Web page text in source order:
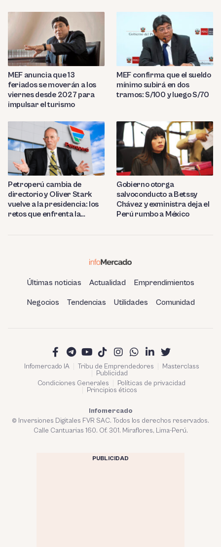
MEF anuncia que 13
feriados se moverán a los
viernes desde 2027 para
impulsar el turismo
MEF confirma que el sueldo
mínimo subirá en dos
tramos: S/100 y luego S/70
Petroperú cambia de
directorio y Oliver Stark
vuelve a la presidencia: los
retos que enfrenta la
Gobierno otorga
salvoconducto a Betssy
Chávez y exministra deja el
Perú rumbo a México
Últimas noticias Actualidad Emprendimientos
Negocios Tendencias Utilidades Comunidad
Infomercado IA Tribu de Emprendedores
Masterclass
Publicidad
Condiciones Generales
Políticas de privacidad
Principios éticos
Infomercado
© Inversiones Digitales FVR SAC. Todos los derechos reservados.
Calle Cantuarias 160. Of. 301. Miraflores, Lima-Perú.
PUBLICIDAD